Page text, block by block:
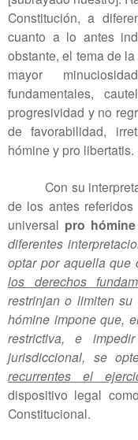
Constitución, a
cuanto a lo antes
obstante, el tema de
mayor
fundamentales,
progresividad y no
de favorabilidad,
hómine y pro libertatis.
Con su
de los antes
universal pro hómine
diferentes
optar por aquella
los derechos
restrinjan o limiten
hómine impone que,
restrictiva, e
jurisdiccional, se
recurrentes el
dispositivo legal
Constitucional.